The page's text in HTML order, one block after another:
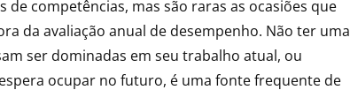
de competências, mas são raras as ocasiões que
da avaliação anual de desempenho. Não ter uma
ser dominadas em seu trabalho atual, ou
ocupar no futuro, é uma fonte frequente de